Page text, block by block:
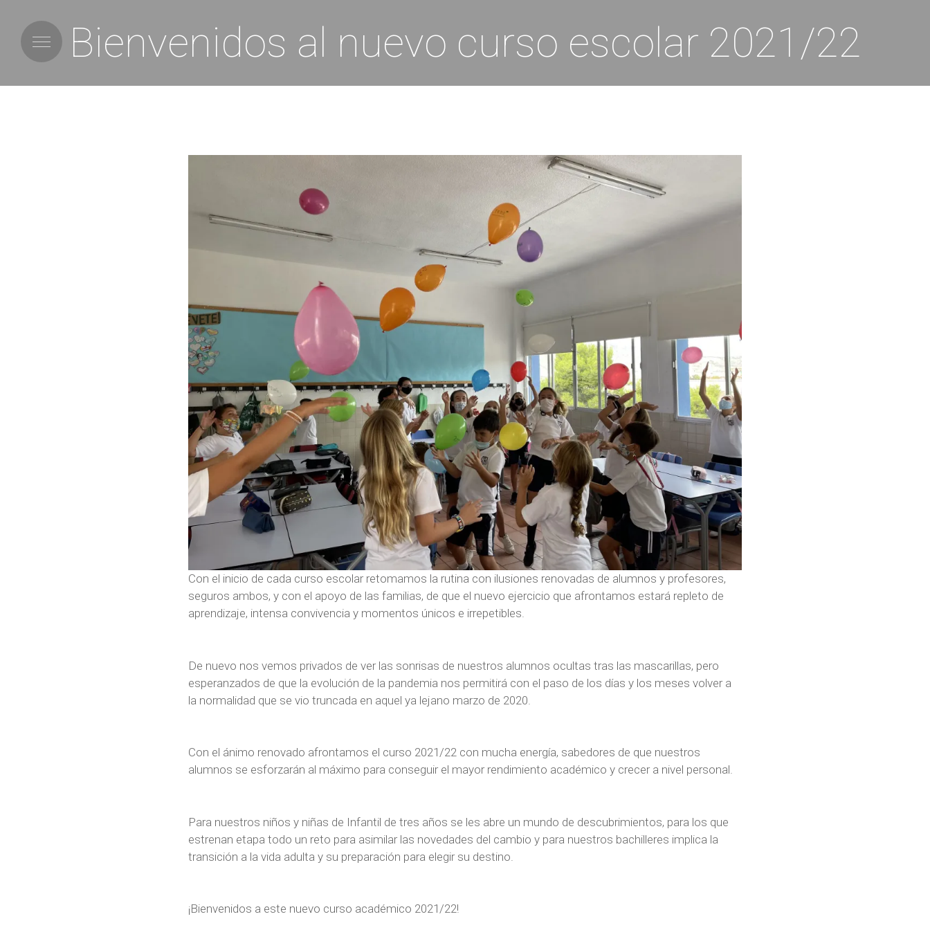
Bienvenidos al nuevo curso escolar 2021/22
Con el inicio de cada curso escolar retomamos la rutina con ilusiones renovadas de alumnos y profesores,
seguros ambos, y con el apoyo de las familias, de que el nuevo ejercicio que afrontamos estará repleto de
aprendizaje, intensa convivencia y momentos únicos e irrepetibles.
De nuevo nos vemos privados de ver las sonrisas de nuestros alumnos ocultas tras las mascarillas, pero
esperanzados de que la evolución de la pandemia nos permitirá con el paso de los días y los meses volver a
la normalidad que se vio truncada en aquel ya lejano marzo de 2020.
Con el ánimo renovado afrontamos el curso 2021/22 con mucha energía, sabedores de que nuestros
alumnos se esforzarán al máximo para conseguir el mayor rendimiento académico y crecer a nivel personal.
Para nuestros niños y niñas de Infantil de tres años se les abre un mundo de descubrimientos, para los que
estrenan etapa todo un reto para asimilar las novedades del cambio y para nuestros bachilleres implica la
transición a la vida adulta y su preparación para elegir su destino.
¡Bienvenidos a este nuevo curso académico 2021/22!